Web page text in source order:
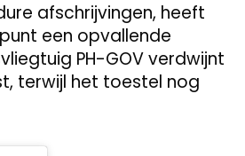
afschrijvingen, heeft
een opvallende
PH-GOV verdwijnt
terwijl het toestel nog